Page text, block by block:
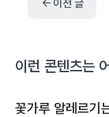
arrow_back이전 글
이런 콘텐츠는
꽃가루 알레르기